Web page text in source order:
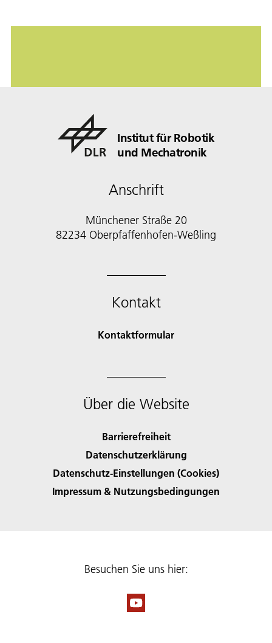
Institut für Robotik
und Mechatronik
Anschrift
Münchener Straße 20
82234 Oberpfaffenhofen-Weßling
Kontakt
Kontaktformular
Über die Website
Barrierefreiheit
Datenschutzerklärung
Datenschutz-Einstellungen (Cookies)
Impressum & Nutzungsbedingungen
Besuchen Sie uns hier: